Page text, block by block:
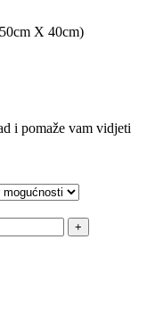
X 40cm)
i pomaže vam vidjeti